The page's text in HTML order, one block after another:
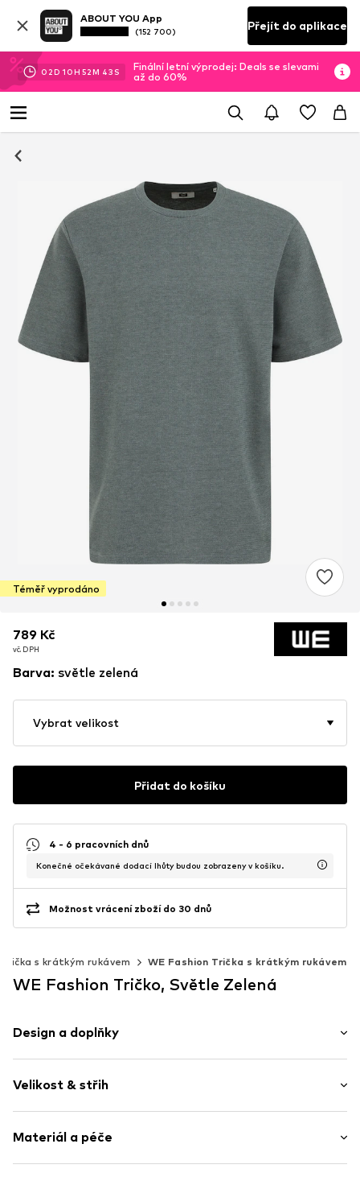
ABOUT YOU App
(152 700) Přejít do aplikace
02D 10H 52M 43 S
Finální letní výprodej: Deals se slevami
až do 60%
Téměř vyprodáno
789 Kč
vč. DPH
789 Kč
vč. DPH
Barva: světle zelená
Vybrat velikost
Přidat do košíku
4 - 6 pracovních dnů
Konečné očekávané dodací lhůty budou zobrazeny v košíku.
Možnost vrácení zboží do 30 dnů
Trička s krátkým rukávem WE Fashion Trička s krátkým rukávem
WE Fashion Tričko, Světle Zelená
Design a doplňky
žerzej
Kulatý výstřih
Prošitý spodní lem
Velikost & střih
Délka: Normální délka
Střih: Volný střih
Materiál a péče